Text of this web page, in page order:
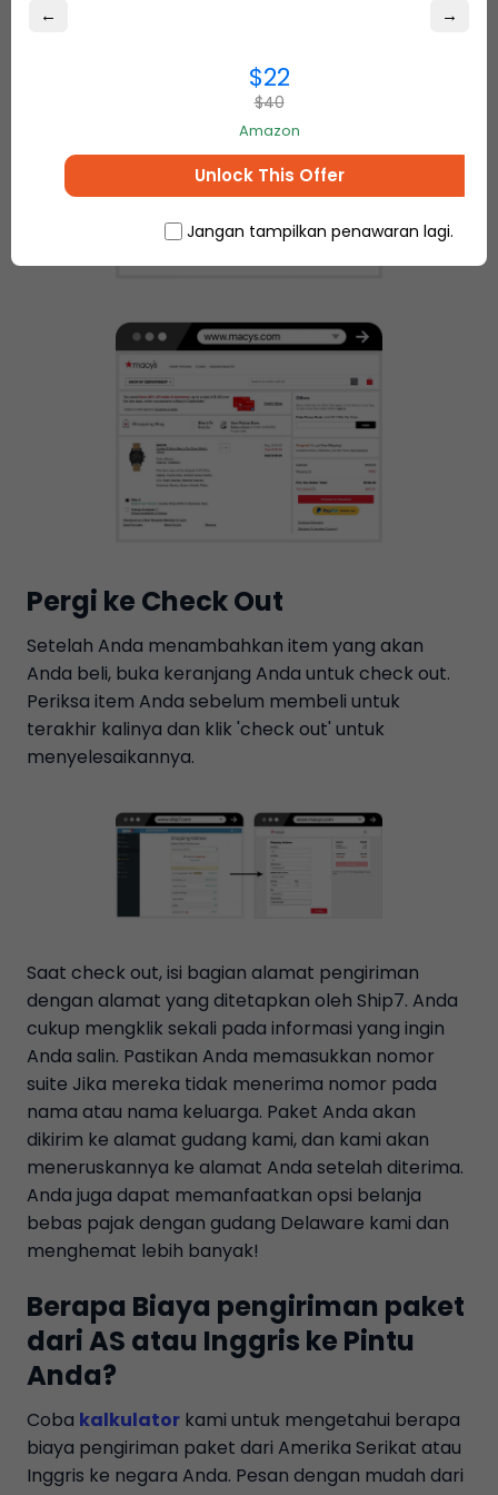
Pergi ke Check Out
Setelah Anda menambahkan item yang akan
Anda beli, buka keranjang Anda untuk check out.
Periksa item Anda sebelum membeli untuk
terakhir kalinya dan klik 'check out' untuk
menyelesaikannya.
Saat check out, isi bagian alamat pengiriman
dengan alamat yang ditetapkan oleh Ship7. Anda
cukup mengklik sekali pada informasi yang ingin
Anda salin. Pastikan Anda memasukkan nomor
suite Jika mereka tidak menerima nomor pada
nama atau nama keluarga. Paket Anda akan
dikirim ke alamat gudang kami, dan kami akan
meneruskannya ke alamat Anda setelah diterima.
Anda juga dapat memanfaatkan opsi belanja
bebas pajak dengan gudang Delaware kami dan
menghemat lebih banyak!
Berapa Biaya pengiriman paket
dari AS atau Inggris ke Pintu
Anda?
Coba kalkulator kami untuk mengetahui berapa
biaya pengiriman paket dari Amerika Serikat atau
Inggris ke negara Anda. Pesan dengan mudah dari
← →
$22
$40
Amazon
Unlock This Offer
Jangan tampilkan penawaran lagi.